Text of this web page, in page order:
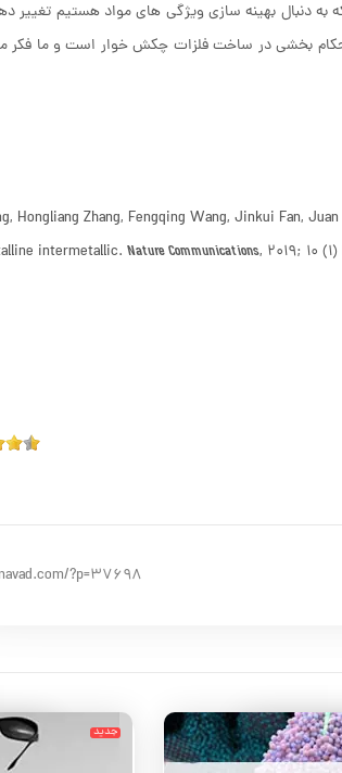
دنبال بهینه سازی ویژگی های مواد هستیم تغییر
بخشی در ساخت فلزات چکش خوار است و ما فکر
Hongliang Zhang, Fengqing Wang, Jinkui Fan,
intermetallic. Nature Communications, 2019; 10
?p=37698
جدید